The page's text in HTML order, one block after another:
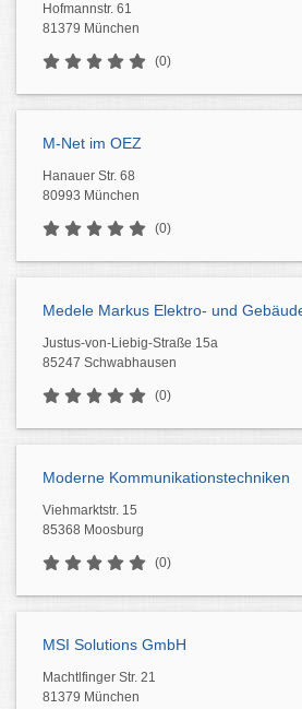
Hofmannstr. 61
81379 München
(0)
M-Net im OEZ
Hanauer Str. 68
80993 München
(0)
Medele Markus Elektro- und
Justus-von-Liebig-Straße 15a
85247 Schwabhausen
(0)
Moderne Kommunikationstechniken
Viehmarktstr. 15
85368 Moosburg
(0)
MSI Solutions GmbH
Machtlfinger Str. 21
81379 München